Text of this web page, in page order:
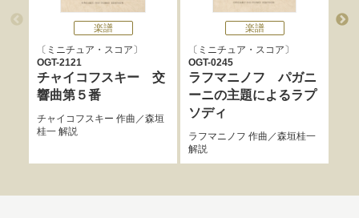
楽譜
ミニチュア・スコア
OGT-2121
チャイコフスキー 交
響曲第５番
チャイコフスキー 作曲／森垣
桂一解説
楽譜
ミニチュア・スコア
OGT-0245
ラフマニノフ パガニ
ーニの主題によるラプ
ソディ
ラフマニノフ 作曲／森垣桂一
解説